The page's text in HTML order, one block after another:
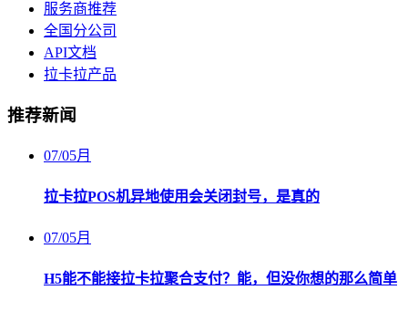
服务商推荐
全国分公司
API文档
拉卡拉产品
推荐新闻
07/05月
拉卡拉POS机异地使用会关闭封号，是真的
07/05月
H5能不能接拉卡拉聚合支付？能，但没你想的那么简单